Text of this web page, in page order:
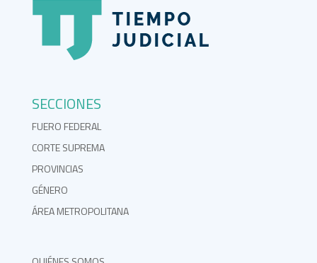
SECCIONES
FUERO FEDERAL
CORTE SUPREMA
PROVINCIAS
GÉNERO
ÁREA METROPOLITANA